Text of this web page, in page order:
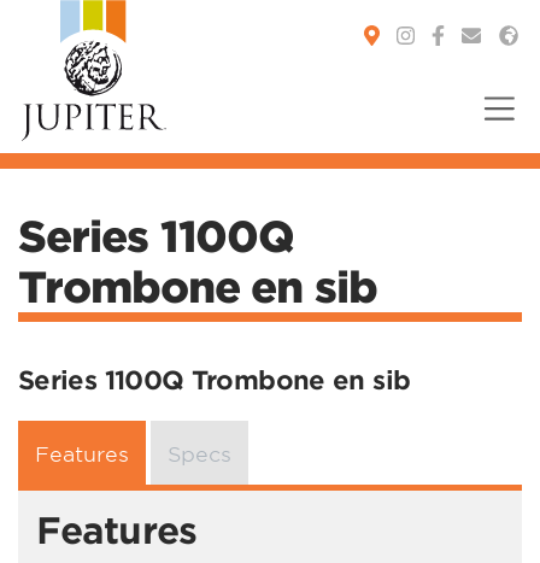
Series 1100Q
Trombone en sib
Series 1100Q Trombone en sib
Features Specs
Features